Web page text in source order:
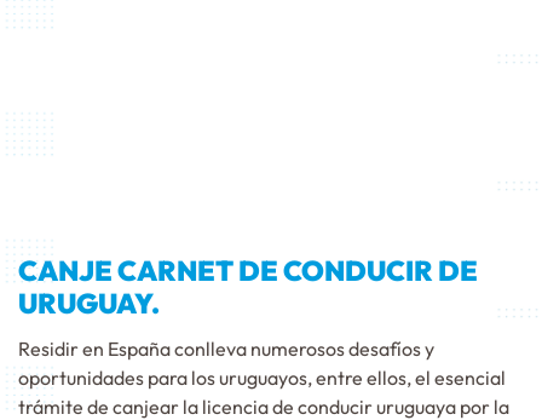
CANJE CARNET DE CONDUCIR DE
URUGUAY.
Residir en España conlleva numerosos desafíos y
oportunidades para los uruguayos, entre ellos, el esencial
trámite de canjear la licencia de conducir uruguaya por la